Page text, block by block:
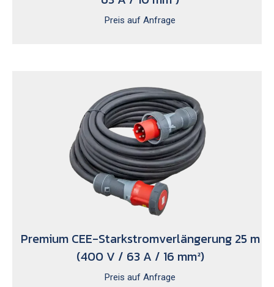
Preis auf Anfrage
Premium CEE-Starkstromverlängerung 25 m
(400 V / 63 A / 16 mm²)
Preis auf Anfrage